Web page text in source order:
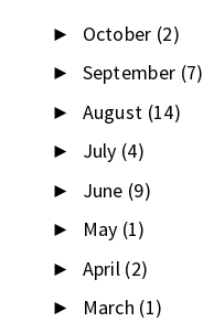
► October (2)
► September (7)
► August (14)
► July (4)
► June (9)
► May (1)
► April (2)
► March (1)